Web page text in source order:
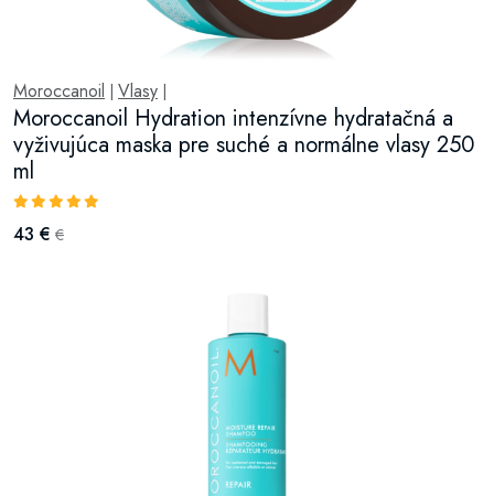
Moroccanoil Vlasy
Moroccanoil Hydration intenzívne hydratačná a
vyživujúca maska pre suché a normálne vlasy 250
ml
43 € €